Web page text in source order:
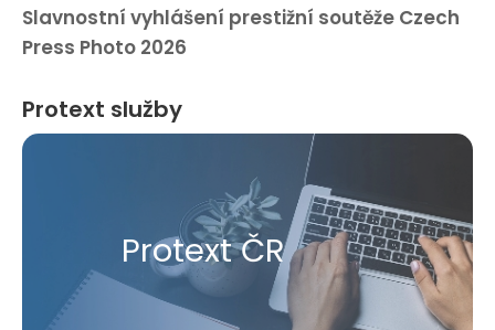
Slavnostní vyhlášení prestižní soutěže Czech
Press Photo 2026
Protext služby
Protext ČR